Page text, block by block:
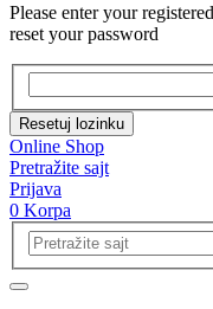
Please enter your
reset your password
Resetuj lozinku
Online Shop
Pretražite sajt
Prijava
0 Korpa